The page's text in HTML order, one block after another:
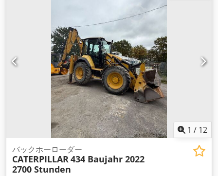
1 / 12
バックホーローダー
CATERPILLAR434 Baujahr 2022
2700 Stunden